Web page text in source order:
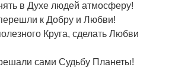
в Духе людей атмосферу!
к Добру и Любви!
Круга, сделать Любви
сами Судьбу Планеты!